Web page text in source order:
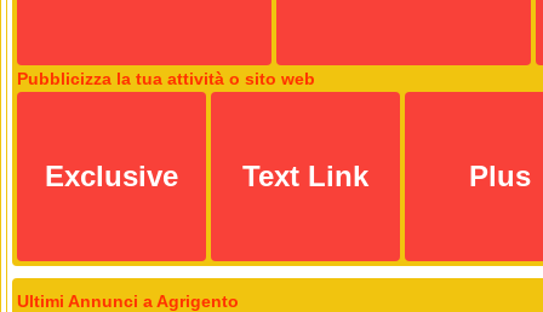
Pubblicizza la tua attività o sito web
Exclusive Text Link Plus
Ultimi Annunci a Agrigento